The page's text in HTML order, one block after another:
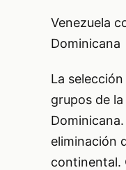
Venezuela
Dominicana
La
grupos de
eliminación
continental.